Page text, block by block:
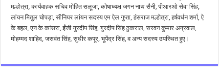
मल्होत्रा, कार्यवाहक सचिव मोहित सलूजा, कोषाध्यक्ष जगन नाथ सैनी, पीआरओ सेवा सिंह,
लांयन मितुल चोपड़ा, सीनियर लांयन सदस्य एम ऐल गुप्ता, हंसराज मल्होत्रा, हर्षवर्धन शर्मा, ऐ
के बहल, एन के कांसरा, ईंजी गुरदीप सिंह, गुरदीप सिंह ठुकराल, सरवन कुमार अग्रवाल,
मोहम्मद शाहिद, जसवंत सिंह, सुधीर कपूर, भूपेंद्र सिंह, व अन्य सदस्य उपस्थित हुए।